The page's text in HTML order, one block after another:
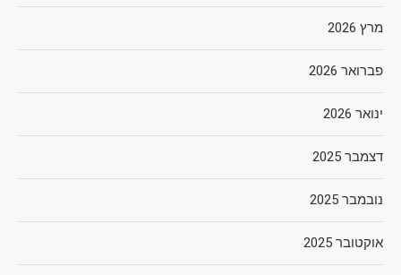
מרץ 2026
פברואר 2026
ינואר 2026
דצמבר 2025
נובמבר 2025
אוקטובר 2025